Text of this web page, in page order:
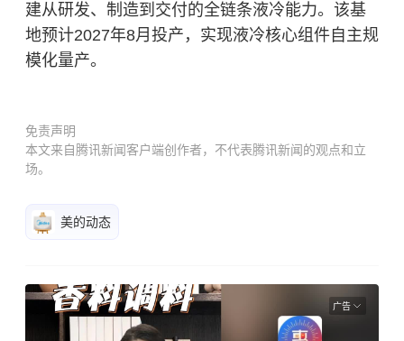
建从研发、制造到交付的全链条液冷能力。该基
地预计2027年8月投产，实现液冷核心组件自主规
模化量产。
免责声明
本文来自腾讯新闻客户端创作者，不代表腾讯新闻的观点和立
场。
美的动态
广告